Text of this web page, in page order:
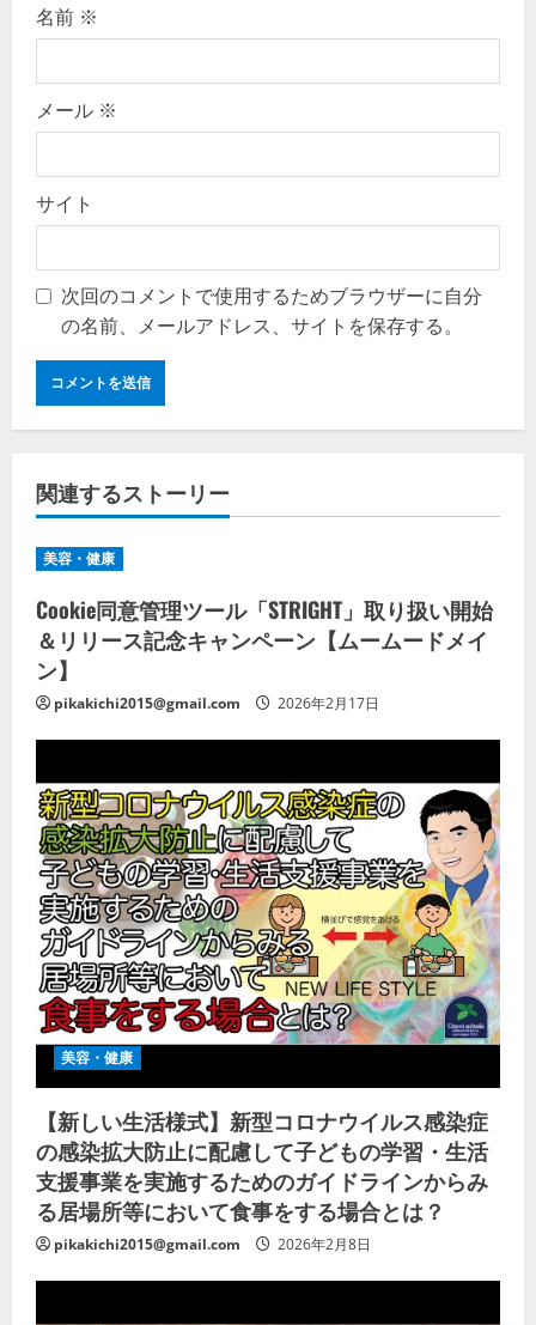
名前 ※
メール ※
サイト
次回のコメントで使用するためブラウザーに自分
の名前、メールアドレス、サイトを保存する。
関連するストーリー
美容・健康
Cookie同意管理ツール「STRIGHT」取り扱い開始
＆リリース記念キャンペーン【ムームードメイ
ン】
pikakichi2015@gmail.com 2026年2月17日
美容・健康
【新しい生活様式】新型コロナウイルス感染症
の感染拡大防止に配慮して子どもの学習・生活
支援事業を実施するためのガイドラインからみ
る居場所等において食事をする場合とは？
pikakichi2015@gmail.com 2026年2月8日